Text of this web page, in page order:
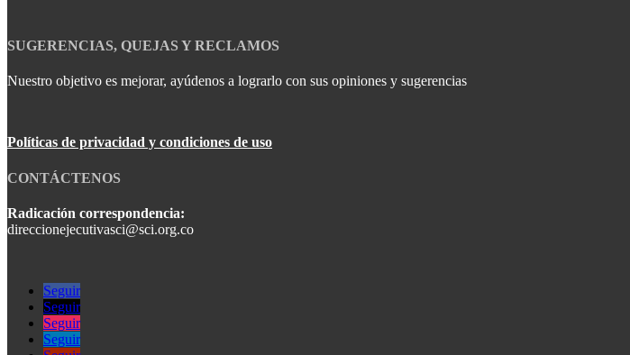
SUGERENCIAS, QUEJAS Y RECLAMOS
Nuestro objetivo es mejorar, ayúdenos a lograrlo con sus opiniones y sugerencias
Políticas de privacidad y condiciones de uso
CONTÁCTENOS
Radicación correspondencia:
direccionejecutivasci@sci.org.co
Seguir
Seguir
Seguir
Seguir